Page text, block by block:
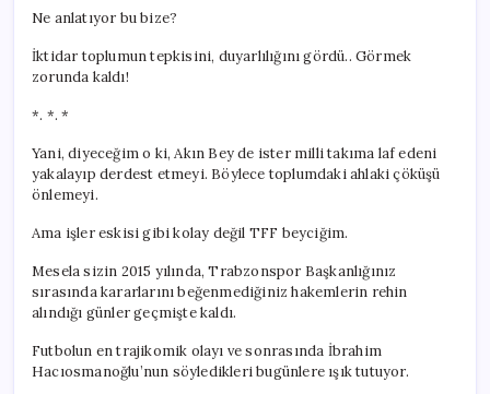
Ne anlatıyor bu bize?
İktidar toplumun tepkisini, duyarlılığını gördü.. Görmek
zorunda kaldı!
*. *. *
Yani, diyeceğim o ki, Akın Bey de ister milli takıma laf edeni
yakalayıp derdest etmeyi. Böylece toplumdaki ahlaki çöküşü
önlemeyi.
Ama işler eskisi gibi kolay değil TFF beyciğim.
Mesela sizin 2015 yılında, Trabzonspor Başkanlığınız
sırasında kararlarını beğenmediğiniz hakemlerin rehin
alındığı günler geçmişte kaldı.
Futbolun en trajikomik olayı ve sonrasında İbrahim
Hacıosmanoğlu’nun söyledikleri bugünlere ışık tutuyor.